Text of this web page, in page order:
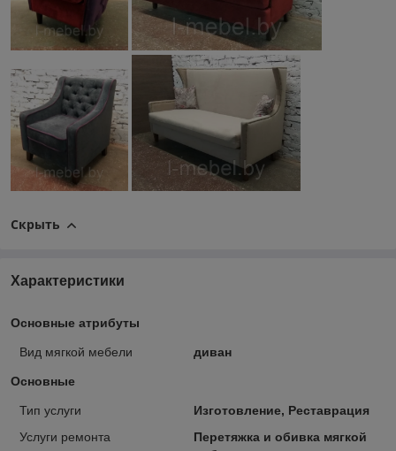
Скрыть
Характеристики
Основные атрибуты
Вид мягкой мебели диван
Основные
Тип услуги
Изготовление, Реставрация
Услуги ремонта
Перетяжка и обивка мягкой